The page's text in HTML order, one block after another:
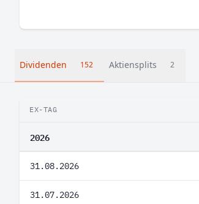
Dividenden 152 Aktiensplits 2
EX-TAG
2026
31.08.2026
31.07.2026